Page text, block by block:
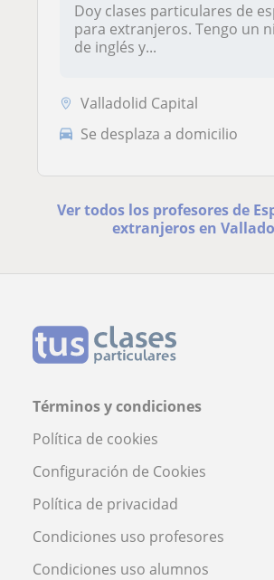
Doy clases particulares de
para extranjeros. Tengo un
de inglés y...
Valladolid Capital
Se desplaza a domicilio
Ver todos los profesores de
extranjeros en
Términos y condiciones
Política de cookies
Configuración de Cookies
Política de privacidad
Condiciones uso profesores
Condiciones uso alumnos